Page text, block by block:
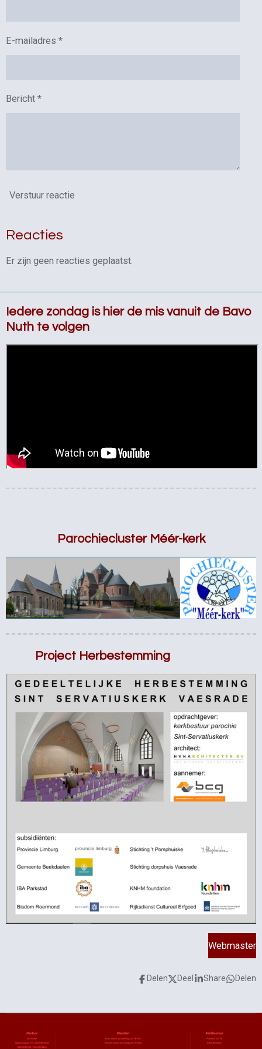
E-mailadres *
Bericht *
Verstuur reactie
Reacties
Er zijn geen reacties geplaatst.
Iedere zondag is hier de mis vanuit de Bavo
Nuth te volgen
Parochiecluster Méér-kerk
Project Herbestemming
Webmaster
Delen Deel Share Delen